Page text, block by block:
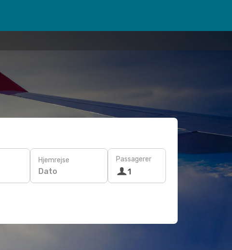
Hjemrejse
Dato
Passagerer
1